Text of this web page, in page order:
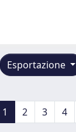
Esportazione
1 2 3 4